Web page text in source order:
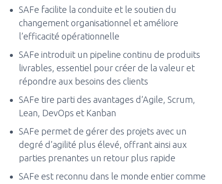
SAFe facilite la conduite et le soutien du
changement organisationnel et améliore
l’efficacité opérationnelle
SAFe introduit un pipeline continu de produits
livrables, essentiel pour créer de la valeur et
répondre aux besoins des clients
SAFe tire parti des avantages d’Agile, Scrum,
Lean, DevOps et Kanban
SAFe permet de gérer des projets avec un
degré d’agilité plus élevé, offrant ainsi aux
parties prenantes un retour plus rapide
SAFe est reconnu dans le monde entier comme